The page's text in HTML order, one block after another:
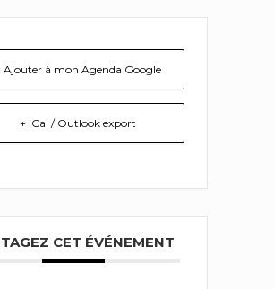
Ajouter à mon Agenda Google
+ iCal / Outlook export
CET ÉVÉNEMENT